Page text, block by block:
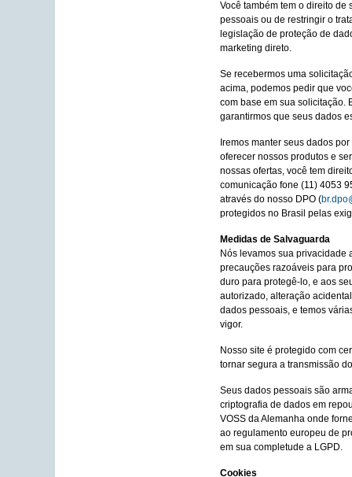
Você também tem o direito de
pessoais ou de restringir o
legislação de proteção de
marketing direto.
Se recebermos uma
acima, podemos pedir que
com base em sua solicitação.
garantirmos que seus dados
Iremos manter seus dados
oferecer nossos produtos e
nossas ofertas, você tem
comunicação fone (11) 4053
através do nosso DPO (
protegidos no Brasil pelas
Medidas de Salvaguarda
Nós levamos sua privacidade
precauções razoáveis para
duro para protegê-lo, e aos
autorizado, alteração
dados pessoais, e temos
vigor.
Nosso site é protegido com
tornar segura a transmissão
Seus dados pessoais são
criptografia de dados em
VOSS da Alemanha onde
ao regulamento europeu de
em sua completude a LGPD.
Cookies